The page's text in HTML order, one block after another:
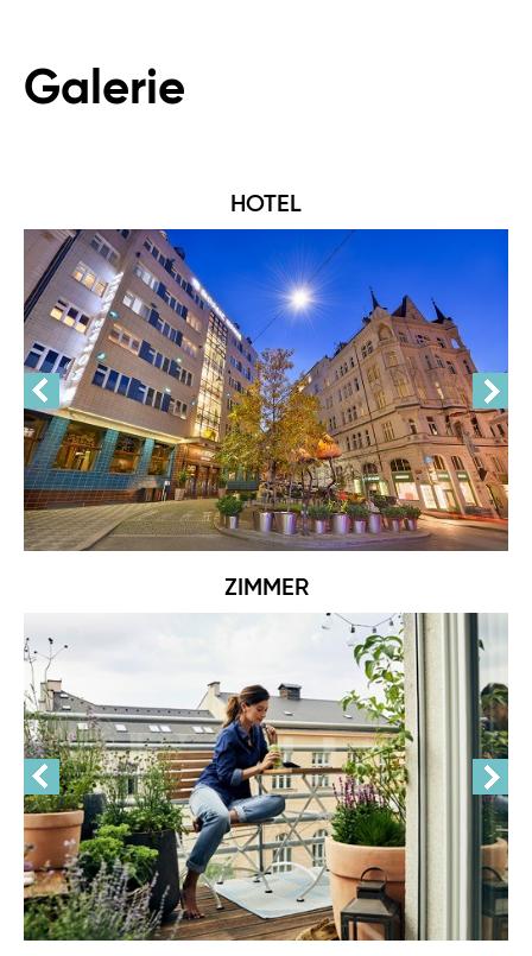
Galerie
HOTEL
ZIMMER